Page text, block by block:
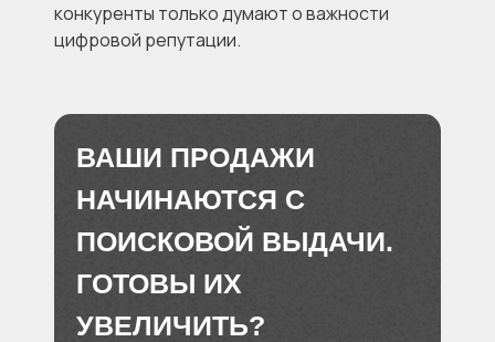
конкуренты только думают о важности
цифровой репутации.
ВАШИ ПРОДАЖИ
НАЧИНАЮТСЯ С
ПОИСКОВОЙ ВЫДАЧИ.
ГОТОВЫ ИХ
УВЕЛИЧИТЬ?